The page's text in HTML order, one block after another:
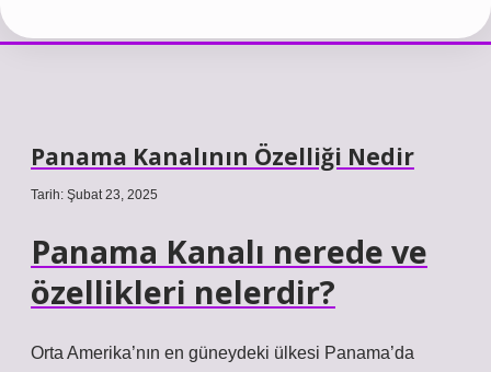
Panama Kanalının Özelliği Nedir
Tarih: Şubat 23, 2025
Panama Kanalı nerede ve
özellikleri nelerdir?
Orta Amerika’nın en güneydeki ülkesi Panama’da